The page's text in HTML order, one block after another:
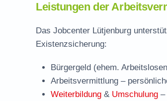
Leistungen der
Das Jobcenter Lütjenburg
Existenzsicherung:
Bürgergeld (ehem.
Arbeitsvermittlung –
Weiterbildung & Umschulung –